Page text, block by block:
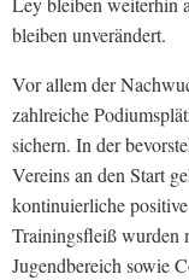
bleiben unverändert.
Vor allem der
zahlreiche
sichern. In der
Vereins an den Start
kontinuierliche
Trainingsfleiß wurden
Jugendbereich sowie